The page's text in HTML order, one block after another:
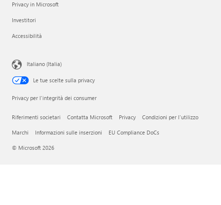
Privacy in Microsoft
Investitori
Accessibilità
Italiano (Italia)
Le tue scelte sulla privacy
Privacy per l'integrità dei consumer
Riferimenti societari Contatta Microsoft Privacy Condizioni per l'utilizzo
Marchi Informazioni sulle inserzioni EU Compliance DoCs
© Microsoft 2026